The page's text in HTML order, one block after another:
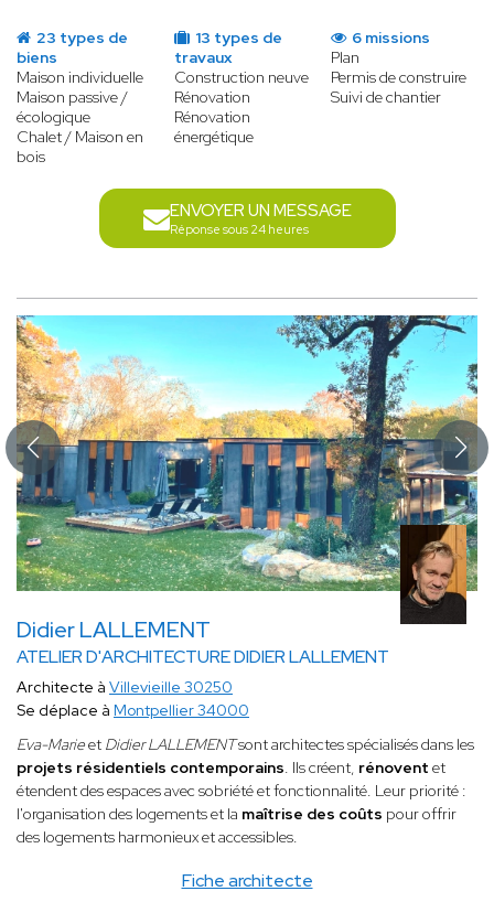
23 types de
biens
Maison individuelle
Maison passive /
écologique
Chalet / Maison en
bois
13 types de
travaux
Construction neuve
Rénovation
Rénovation
énergétique
6 missions
Plan
Permis de construire
Suivi de chantier
ENVOYER UN MESSAGE
Réponse sous 24 heures
Didier LALLEMENT
ATELIER D'ARCHITECTURE DIDIER LALLEMENT
Fiche architecte
Architecte à Villevieille 30250
Se déplace à Montpellier 34000
Eva-Marieet Didier LALLEMENTsont architectes spécialisés dans les
projets résidentiels contemporains. Ils créent, rénovent et
étendent des espaces avec sobriété et fonctionnalité. Leur priorité :
l'organisation des logements et la maîtrise des coûts pour offrir
des logements harmonieux et accessibles.